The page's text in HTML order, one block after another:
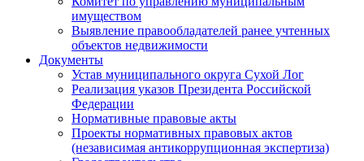
имуществом
Выявление правообладателей ранее учтенных
объектов недвижимости
Документы
Устав муниципального округа Сухой Лог
Реализация указов Президента Российской
Федерации
Нормативные правовые акты
Проекты нормативных правовых актов
(независимая антикоррупционная экспертиза)